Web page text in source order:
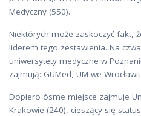
Medyczny (550).
Niektórych może zaskoczyć fakt,
liderem tego zestawienia. Na
uniwersytety medyczne w
zajmują: GUMed, UM we
Dopiero ósme miejsce zajmuje
Krakowie (240), cieszący się